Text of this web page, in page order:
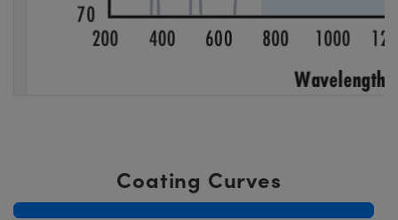
Coating Curves